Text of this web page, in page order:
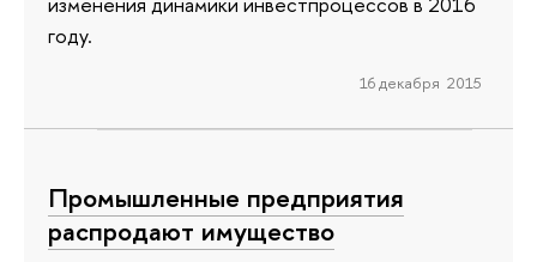
году.
16 декабря 2015
Промышленные предприятия
распродают имущество